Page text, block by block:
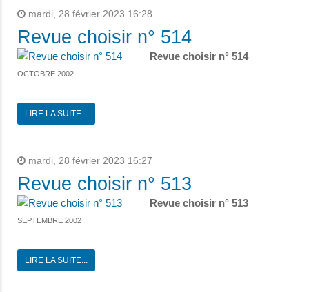
mardi, 28 février 2023 16:28
Revue choisir n° 514
Revue choisir n° 514
OCTOBRE 2002
LIRE LA SUITE...
mardi, 28 février 2023 16:27
Revue choisir n° 513
Revue choisir n° 513
SEPTEMBRE 2002
LIRE LA SUITE...